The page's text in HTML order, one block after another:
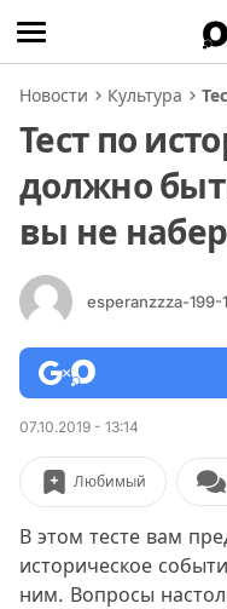
Новости Культура
Тест по
должно
вы не
esperanzzza-199-1
07.10.2019 - 13:14
Любимый
В этом тесте вам
историческое
ним. Вопросы